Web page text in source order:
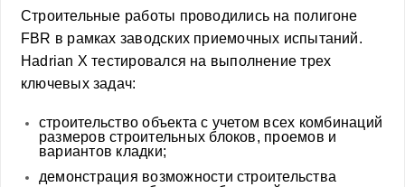
Строительные работы проводились на полигоне
FBR в рамках заводских приемочных испытаний.
Hadrian X тестировался на выполнение трех
ключевых задач:
строительство объекта с учетом всех комбинаций
размеров строительных блоков, проемов и
вариантов кладки;
демонстрация возможности строительства